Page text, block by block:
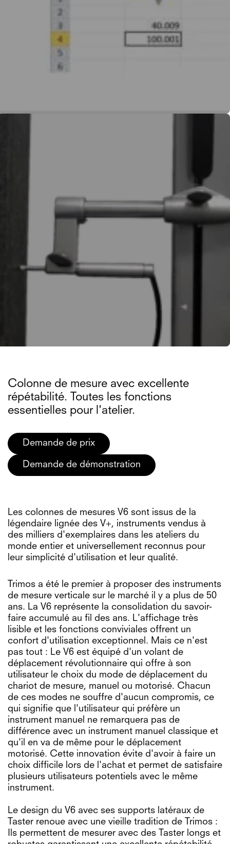
Colonne de mesure avec excellente
répétabilité. Toutes les fonctions
essentielles pour l'atelier.
Demande de prix
Demande de démonstration
Les colonnes de mesures V6 sont issus de la
légendaire lignée des V+, instruments vendus à
des milliers d'exemplaires dans les ateliers du
monde entier et universellement reconnus pour
leur simplicité d'utilisation et leur qualité.
Trimos a été le premier à proposer des instruments
de mesure verticale sur le marché il y a plus de 50
ans. La V6 représente la consolidation du savoir-
faire accumulé au fil des ans. L'affichage très
lisible et les fonctions conviviales offrent un
confort d'utilisation exceptionnel. Mais ce n'est
pas tout : Le V6 est équipé d'un volant de
déplacement révolutionnaire qui offre à son
utilisateur le choix du mode de déplacement du
chariot de mesure, manuel ou motorisé. Chacun
de ces modes ne souffre d'aucun compromis, ce
qui signifie que l'utilisateur qui préfère un
instrument manuel ne remarquera pas de
différence avec un instrument manuel classique et
qu'il en va de même pour le déplacement
motorisé. Cette innovation évite d'avoir à faire un
choix difficile lors de l'achat et permet de satisfaire
plusieurs utilisateurs potentiels avec le même
instrument.
Le design du V6 avec ses supports latéraux de
Taster renoue avec une vieille tradition de Trimos :
Ils permettent de mesurer avec des Taster longs et